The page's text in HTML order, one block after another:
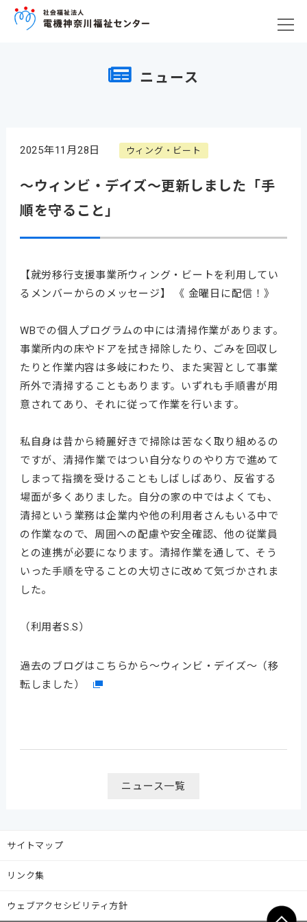
ニュース
2025年11月28日 ウィング・ビート
～ウィンビ・デイズ～更新しました「手
順を守ること」
【就労移行支援事業所ウィング・ビートを利用してい
るメンバーからのメッセージ】 《 金曜日に配信！》
WBでの個人プログラムの中には清掃作業があります。
事業所内の床やドアを拭き掃除したり、ごみを回収し
たりと作業内容は多岐にわたり、また実習として事業
所外で清掃することもあります。いずれも手順書が用
意されてあり、それに従って作業を行います。
私自身は昔から綺麗好きで掃除は苦なく取り組めるの
ですが、清掃作業ではつい自分なりのやり方で進めて
しまって指摘を受けることもしばしばあり、反省する
場面が多くありました。自分の家の中ではよくても、
清掃という業務は企業内や他の利用者さんもいる中で
の作業なので、周囲への配慮や安全確認、他の従業員
との連携が必要になります。清掃作業を通して、そう
いった手順を守ることの大切さに改めて気づかされま
した。
（利用者S.S）
過去のブログはこちらから～ウィンビ・デイズ～（移
転しました）
ニュース一覧
サイトマップ
リンク集
ウェブアクセシビリティ方針